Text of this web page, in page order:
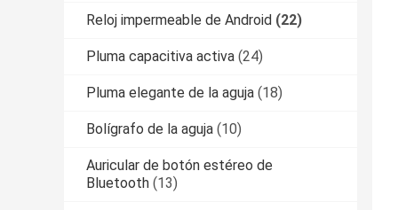
Reloj impermeable de Android (22)
Pluma capacitiva activa (24)
Pluma elegante de la aguja (18)
Bolígrafo de la aguja (10)
Auricular de botón estéreo de
Bluetooth (13)